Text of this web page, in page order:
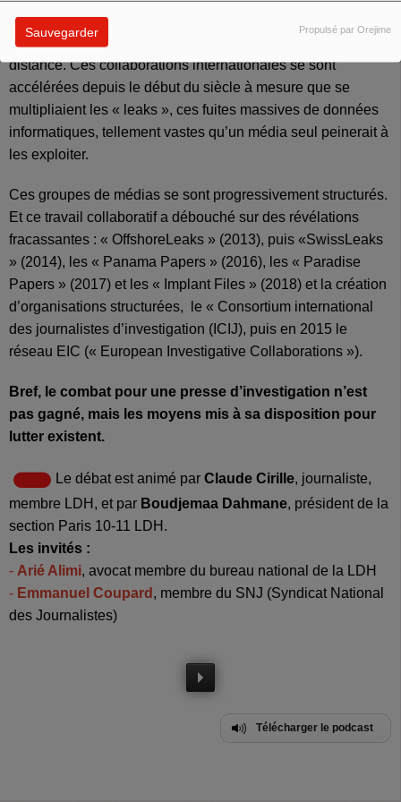
Sauvegarder Propulsé par Orejime
d'investigation, le travail international en réseau permet de
poursuivre des enquêtes fouillées, collaboratives et à
distance. Ces collaborations internationales se sont
accélérées depuis le début du siècle à mesure que se
multipliaient les « leaks », ces fuites massives de données
informatiques, tellement vastes qu’un média seul peinerait à
les exploiter.
Ces groupes de médias se sont progressivement structurés.
Et ce travail collaboratif a débouché sur des révélations
fracassantes : « OffshoreLeaks » (2013), puis «SwissLeaks
» (2014), les « Panama Papers » (2016), les « Paradise
Papers » (2017) et les « Implant Files » (2018) et la création
d’organisations structurées, le « Consortium international
des journalistes d’investigation (ICIJ), puis en 2015 le
réseau EIC (« European Investigative Collaborations »).
Bref, le combat pour une presse d’investigation n’est
pas gagné, mais les moyens mis à sa disposition pour
lutter existent.
Le débat est animé par Claude Cirille, journaliste,
membre LDH, et par Boudjemaa Dahmane, président de la
section Paris 10-11 LDH .
Les invités :
- Arié Alimi, avocat membre du bureau national de la LDH
- Emmanuel Coupard , membre du SNJ (Syndicat National
des Journalistes)
Télécharger le podcast